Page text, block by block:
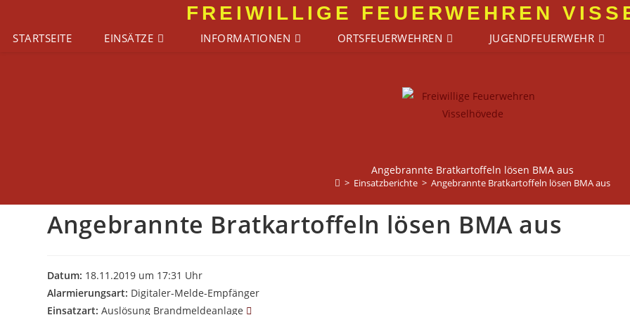
springen
FREIWILLIGE FEUERWEHREN
STARTSEITE EINSÄTZE INFORMATIONEN ORTSFEUERWEHREN JUGENDFEUERWEHR
Angebrannte Bratkartoffeln lösen BMA aus
> Einsatzberichte > Angebrannte Bratkartoffeln lösen BMA aus
Angebrannte Bratkartoffeln lösen BMA aus
Datum: 18.11.2019 um 17:31 Uhr
Alarmierungsart: Digitaler-Melde-Empfänger
Einsatzart: Auslösung Brandmeldeanlage